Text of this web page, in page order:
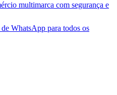
multimarca com segurança e
WhatsApp para todos os